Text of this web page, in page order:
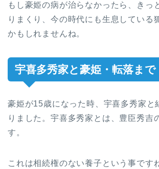
もし豪姫の病が治らなかったら、きっ
りまくり、今の時代にも生息している
かもしれませんね。
宇喜多秀家と豪姫・転落まで
豪姫が15歳になった時、宇喜多秀家と
りました。宇喜多秀家とは、豊臣秀吉
す。
これは相続権のない養子という事です